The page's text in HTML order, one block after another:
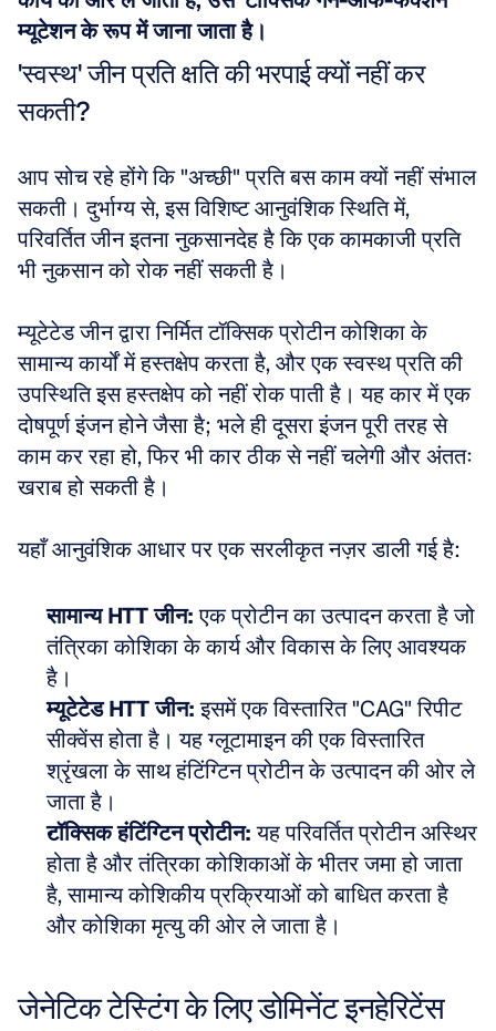
म्यूटेशन के रूप में जाना जाता है।
'स्वस्थ' जीन प्रति क्षति की भरपाई क्यों नहीं कर
सकती?
आप सोच रहे होंगे कि "अच्छी" प्रति बस काम क्यों नहीं संभाल
सकती। दुर्भाग्य से, इस विशिष्ट आनुवंशिक स्थिति में,
परिवर्तित जीन इतना नुकसानदेह है कि एक कामकाजी प्रति
भी नुकसान को रोक नहीं सकती है।
म्यूटेटेड जीन द्वारा निर्मित टॉक्सिक प्रोटीन कोशिका के
सामान्य कार्यों में हस्तक्षेप करता है, और एक स्वस्थ प्रति की
उपस्थिति इस हस्तक्षेप को नहीं रोक पाती है। यह कार में एक
दोषपूर्ण इंजन होने जैसा है; भले ही दूसरा इंजन पूरी तरह से
काम कर रहा हो, फिर भी कार ठीक से नहीं चलेगी और अंततः
खराब हो सकती है।
यहाँ आनुवंशिक आधार पर एक सरलीकृत नज़र डाली गई है:
सामान्य HTT जीन: एक प्रोटीन का उत्पादन करता है जो
तंत्रिका कोशिका के कार्य और विकास के लिए आवश्यक
है।
म्यूटेटेड HTT जीन: इसमें एक विस्तारित "CAG" रिपीट
सीक्वेंस होता है। यह ग्लूटामाइन की एक विस्तारित
श्रृंखला के साथ हंटिंग्टिन प्रोटीन के उत्पादन की ओर ले
जाता है।
टॉक्सिक हंटिंग्टिन प्रोटीन: यह परिवर्तित प्रोटीन अस्थिर
होता है और तंत्रिका कोशिकाओं के भीतर जमा हो जाता
है, सामान्य कोशिकीय प्रक्रियाओं को बाधित करता है
और कोशिका मृत्यु की ओर ले जाता है।
जेनेटिक टेस्टिंग के लिए डोमिनेंट इनहेरिटेंस